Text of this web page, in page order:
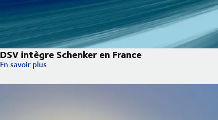
DSV intègre Schenker en France
DSV intègre Schenker en France
En savoir plus